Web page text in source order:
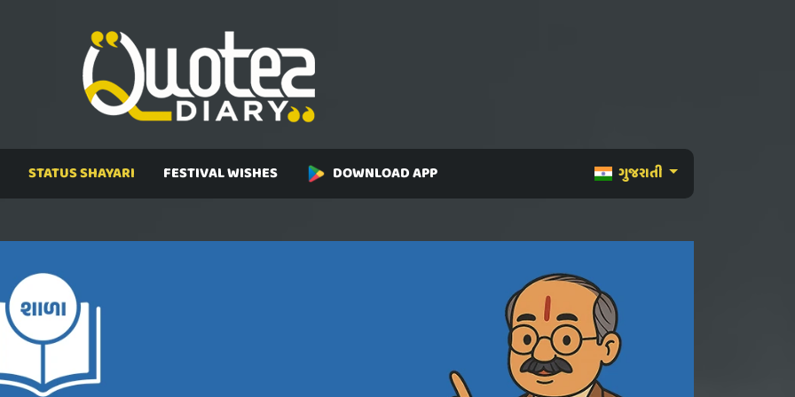
ગુજરાતી
STATUS SHAYARI FESTIVAL WISHES DOWNLOAD APP